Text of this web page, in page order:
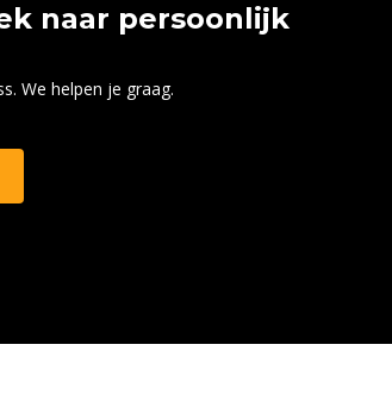
naar persoonlijk
We helpen je graag.